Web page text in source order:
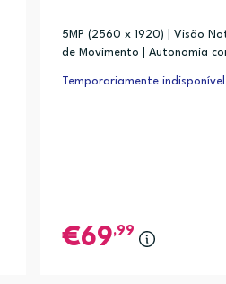
5MP (2560 x 1920) | Visão
de Movimento | Autonomia
Temporariamente indisponível
69,99